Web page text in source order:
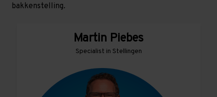
Martin Piebes
Specialist in Stellingen
bakkenstelling.